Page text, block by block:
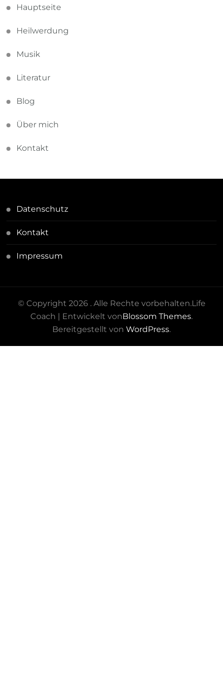
Hauptseite
Heilwerdung
Musik
Literatur
Blog
Über mich
Kontakt
Datenschutz
Kontakt
Impressum
© Copyright 2026 . Alle Rechte vorbehalten.Life
Coach | Entwickelt vonBlossom Themes.
Bereitgestellt von WordPress.